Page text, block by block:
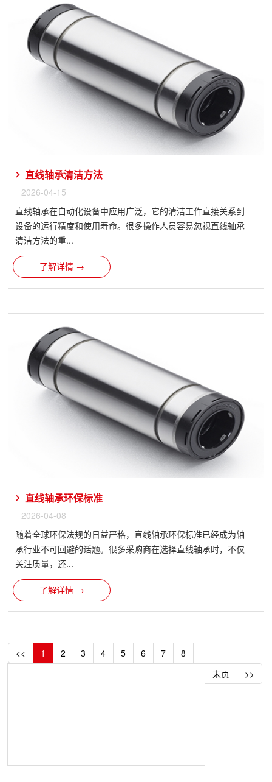
直线轴承清洁方法
2026-04-15
直线轴承在自动化设备中应用广泛，它的清洁工作直接关系到
设备的运行精度和使用寿命。很多操作人员容易忽视直线轴承
清洁方法的重...
了解详情 →
直线轴承环保标准
2026-04-08
随着全球环保法规的日益严格，直线轴承环保标准已经成为轴
承行业不可回避的话题。很多采购商在选择直线轴承时，不仅
关注质量，还...
了解详情 →
<< 1 2 3 4 5 6 7
8
末页
>>